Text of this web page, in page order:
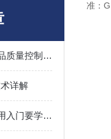
初粘性测试仪在胶粘制品质量控制中的重要性
详解
初粘性测试仪的安全使用入门要学会！
准：